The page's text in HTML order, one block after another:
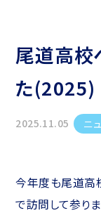
尾道高校
た(2025)
2025.11.05 ニ
今年度も尾道高
で訪問して参りま